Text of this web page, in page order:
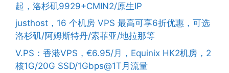
起，洛杉矶9929+CMIN2/原生IP
justhost，16 个机房 VPS 最高可享6折优惠，可选
洛杉矶/阿姆斯特丹/索菲亚/地拉那等
V.PS：香港VPS，€6.95/月，Equinix HK2机房，2
核1G/20G SSD/1Gbps@1T月流量